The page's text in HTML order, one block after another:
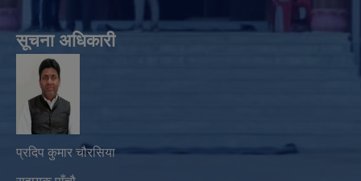
सूचना अधिकारी
प्रदिप कुमार चौरसिया